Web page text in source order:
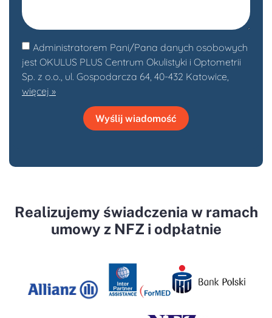
Administratorem Pani/Pana danych osobowych
jest OKULUS PLUS Centrum Okulistyki i Optometrii
Sp. z o.o., ul. Gospodarcza 64, 40-432 Katowice,
więcej »
Wyślij wiadomość
Realizujemy świadczenia w ramach
umowy z NFZ i odpłatnie